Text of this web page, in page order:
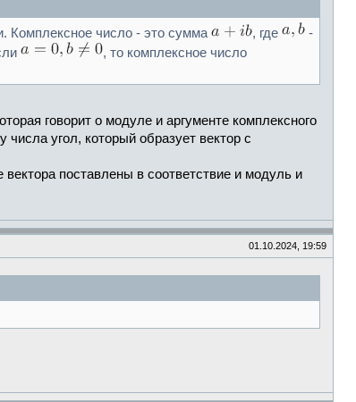
Комплексное число - это сумма , где
-
, то комплексное число
говорит о модуле и аргументе комплексного
угол, который образует вектор с
поставлены в соответствие и модуль и
01.10.2024, 19:59